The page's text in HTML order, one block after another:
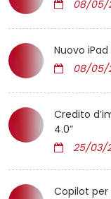
08/05/
Nuovo iPad
08/05/
Credito
4.0”
25/03/
Copilot